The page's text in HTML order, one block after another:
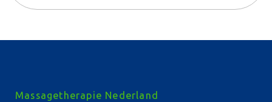
Massagetherapie Nederland